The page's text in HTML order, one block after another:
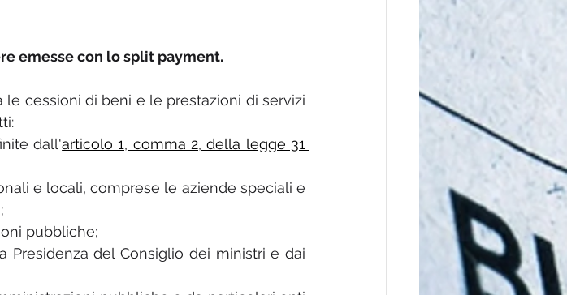
emesse con lo split payment.
cessioni di beni e le prestazioni di servizi
dall'articolo 1, comma 2, della legge 31
e locali, comprese le aziende speciali e
pubbliche;
Presidenza del Consiglio dei ministri e dai